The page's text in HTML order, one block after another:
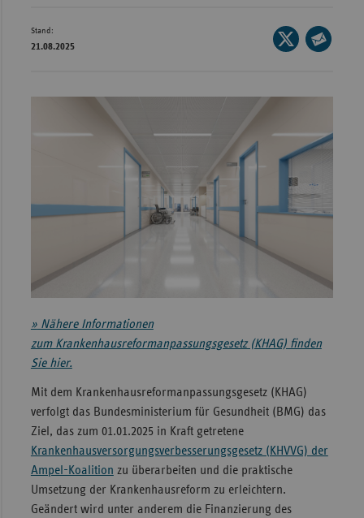
Hessen
Stand:
21.08.2025
Seite
auf
E-
teilen
»Nähere Informationen
zum Krankenhausreformanpassungsgesetz (KHAG) finden
Sie hier.
Mit dem Krankenhausreformanpassungsgesetz (KHAG)
verfolgt das Bundesministerium für Gesundheit (BMG) das
Ziel, das zum 01.01.2025 in Kraft getretene
Krankenhausversorgungsverbesserungsgesetz (KHVVG) der
Ampel-Koalition zu überarbeiten und die praktische
Umsetzung der Krankenhausreform zu erleichtern.
Geändert wird unter anderem die Finanzierung des